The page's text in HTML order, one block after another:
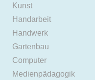
Kunst
Handarbeit
Handwerk
Gartenbau
Computer
Medienpädagogik